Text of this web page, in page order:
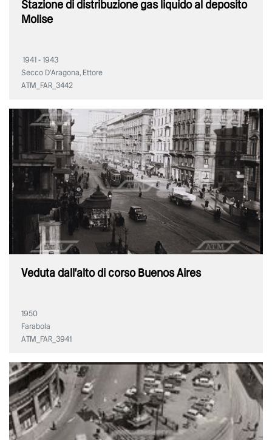
Stazione di distribuzione gas liquido al deposito
Molise
1941 - 1943
Secco D'Aragona, Ettore
ATM_FAR_3442
Veduta dall'alto di corso Buenos Aires
1950
Farabola
ATM_FAR_3941